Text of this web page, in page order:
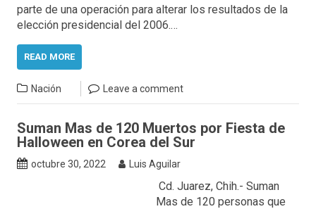
parte de una operación para alterar los resultados de la
elección presidencial del 2006.…
READ MORE
Nación Leave a comment
Suman Mas de 120 Muertos por Fiesta de
Halloween en Corea del Sur
octubre 30, 2022 Luis Aguilar
Cd. Juarez, Chih.- Suman
Mas de 120 personas que